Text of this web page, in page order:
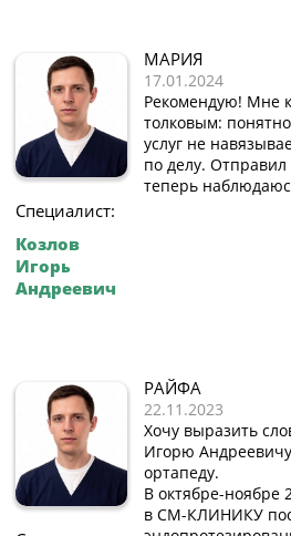
Специалист:
Козлов
Игорь
Андреевич
МАРИЯ
17.01.2024
Рекомендую! Мне
толковым:
услуг не
по делу.
теперь
РАЙФА
22.11.2023
Хочу выразить
Игорю
ортапеду.
В октябре-ноябре
в СМ-КЛИНИКУ